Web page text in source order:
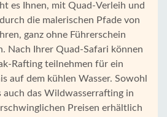
es Ihnen, mit Quad-Verleih und
die malerischen Pfade von
ganz ohne Führerschein
Nach Ihrer Quad-Safari können
Rafting teilnehmen für ein
auf dem kühlen Wasser. Sowohl
auch das Wildwasserrafting in
Preisen erhältlich